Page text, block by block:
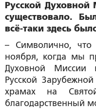
Русской
существовало.
всё-таки здесь
– Символично,
ноября, когда мы
Духовной Миссии
Русской
храмах на
благодарственный